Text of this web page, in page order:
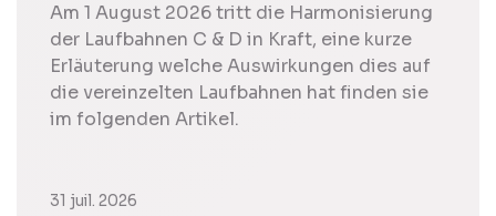
Am 1 August 2026 tritt die Harmonisierung
der Laufbahnen C & D in Kraft, eine kurze
Erläuterung welche Auswirkungen dies auf
die vereinzelten Laufbahnen hat finden sie
im folgenden Artikel.
31 juil. 2026